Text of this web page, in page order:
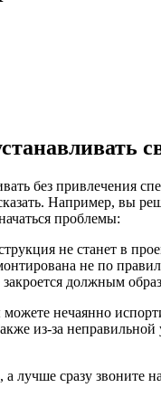
без привлечения
Например, вы
проблемы:
не станет в
не по
должным
нечаянно
из-за
лучше сразу